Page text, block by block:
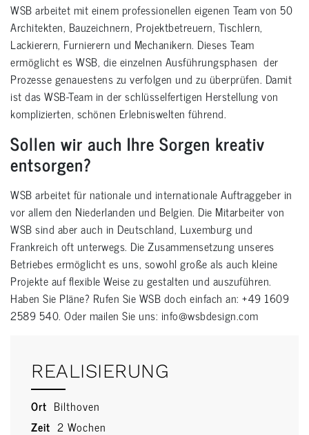
WSB arbeitet mit einem professionellen eigenen Team von 50
Architekten, Bauzeichnern, Projektbetreuern, Tischlern,
Lackierern, Furnierern und Mechanikern. Dieses Team
ermöglicht es WSB, die einzelnen Ausführungsphasen der
Prozesse genauestens zu verfolgen und zu überprüfen. Damit
ist das WSB-Team in der schlüsselfertigen Herstellung von
komplizierten, schönen Erlebniswelten führend.
Sollen wir auch Ihre Sorgen kreativ
entsorgen?
WSB arbeitet für nationale und internationale Auftraggeber in
vor allem den Niederlanden und Belgien. Die Mitarbeiter von
WSB sind aber auch in Deutschland, Luxemburg und
Frankreich oft unterwegs. Die Zusammensetzung unseres
Betriebes ermöglicht es uns, sowohl große als auch kleine
Projekte auf flexible Weise zu gestalten und auszuführen.
Haben Sie Pläne? Rufen Sie WSB doch einfach an: +49 1609
2589 540. Oder mailen Sie uns: info@wsbdesign.com
REALISIERUNG
Ort Bilthoven
Zeit 2 Wochen